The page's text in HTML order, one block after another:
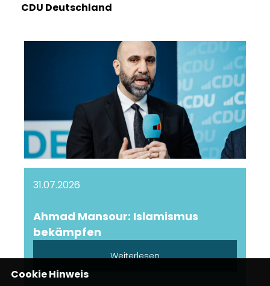
CDU Deutschland
31.07.2026
Ahmad Mansour: Islamismus
bekämpfen
Weiterlesen
Cookie Hinweis